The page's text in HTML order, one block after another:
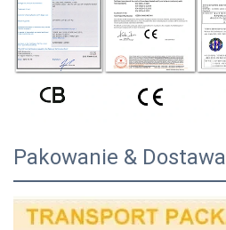
Pakowanie & Dostawa